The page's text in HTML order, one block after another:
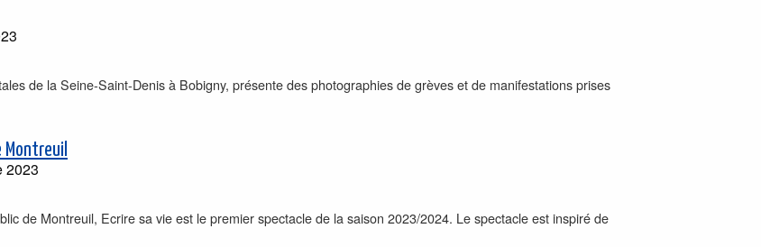
de la Seine-Saint-Denis à Bobigny, présente des photographies de grèves et de manifestations prises
2023
de Montreuil, Ecrire sa vie est le premier spectacle de la saison 2023/2024. Le spectacle est inspiré de